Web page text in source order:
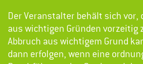
Der Veranstalter behält sich vor,
aus wichtigen Gründen vorzeitig
Abbruch aus wichtigem Grund
dann erfolgen, wenn eine